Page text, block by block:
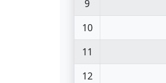
9
10
11
12